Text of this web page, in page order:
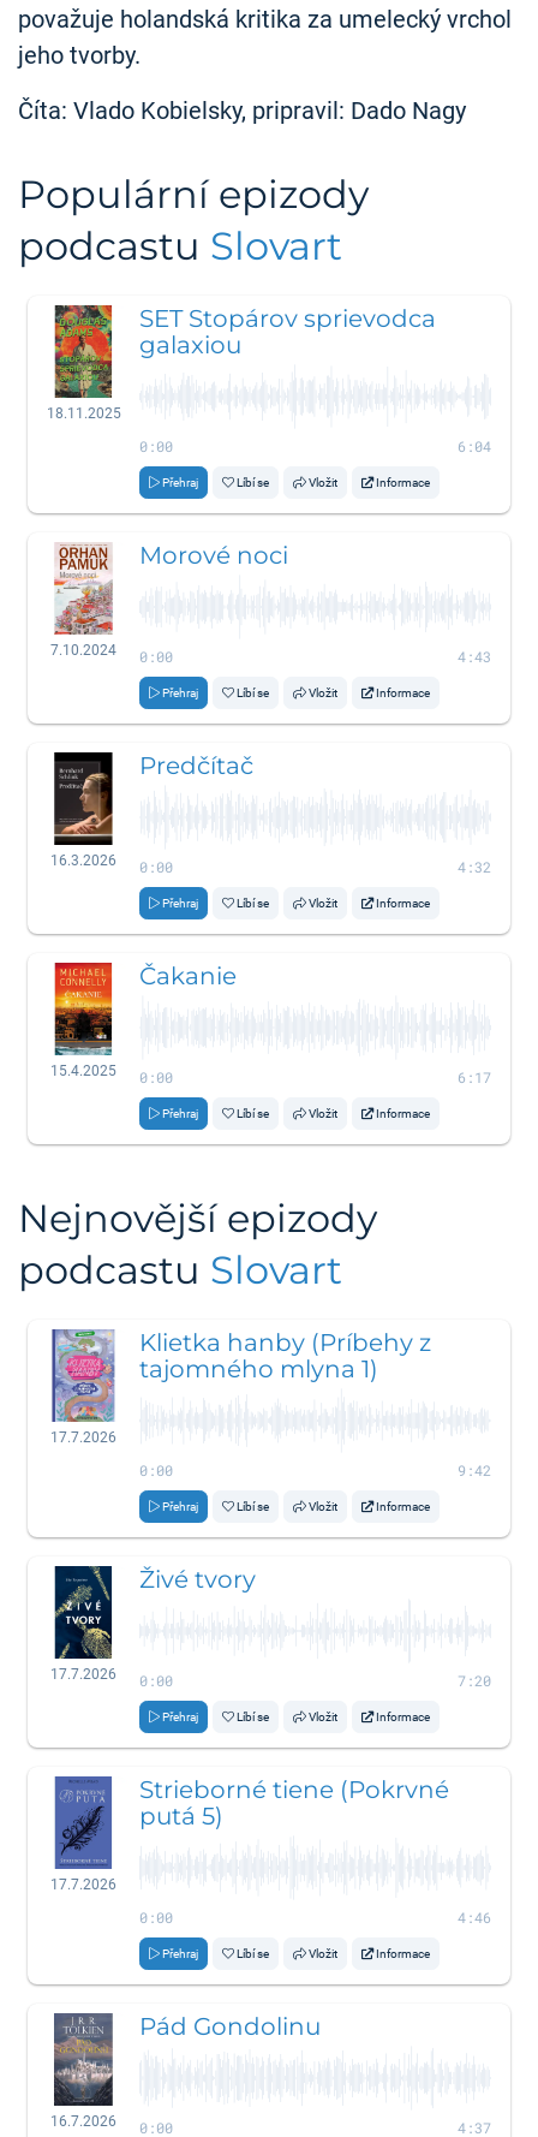
považuje holandská kritika za umelecký vrchol
jeho tvorby.
Číta: Vlado Kobielsky, pripravil: Dado Nagy
Populární epizody
podcastu Slovart
18.11.2025
SET Stopárov sprievodca
galaxiou
0:00 6:04
Přehraj Líbí se Vložit Informace
7.10.2024
Morové noci
0:00 4:43
Přehraj Líbí se Vložit Informace
16.3.2026
Predčítač
0:00 4:32
Přehraj Líbí se Vložit Informace
15.4.2025
Čakanie
0:00 6:17
Přehraj Líbí se Vložit Informace
Nejnovější epizody
podcastu Slovart
17.7.2026
Klietka hanby (Príbehy z
tajomného mlyna 1)
0:00 9:42
Přehraj Líbí se Vložit Informace
17.7.2026
Živé tvory
0:00 7:20
Přehraj Líbí se Vložit Informace
17.7.2026
Strieborné tiene (Pokrvné
putá 5)
0:00 4:46
Přehraj Líbí se Vložit Informace
16.7.2026
Pád Gondolinu
0:00 4:37